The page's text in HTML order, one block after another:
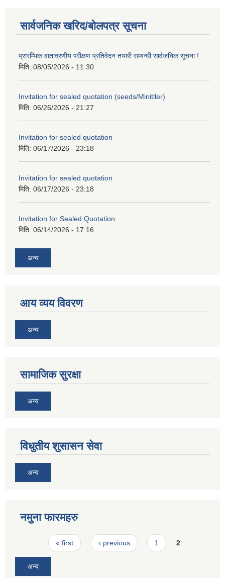
सार्वजनिक खरिद/बोलपत्र सूचना
प्रारम्भिक वातावरणीय परीक्षण प्रतिवेदन तयारी सम्बन्धी सार्वजनिक सूचना !
मिति: 08/05/2026 - 11:30
Invitation for sealed quotation (seeds/Minitller)
मिति: 06/26/2026 - 21:27
Invitation for sealed quotation
मिति: 06/17/2026 - 23:18
Invitation for sealed quotation
मिति: 06/17/2026 - 23:18
Invitation for Sealed Quotation
मिति: 06/14/2026 - 17:16
अन्य
आय व्यय विवरण
अन्य
सामाजिक सुरक्षा
अन्य
विधुतीय शुसासन सेवा
अन्य
नमुना फारमहरु
Pages« first ‹ previous 1 2
अन्य